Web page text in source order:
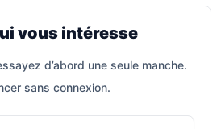
vous intéresse
d’abord une seule manche.
sans connexion.